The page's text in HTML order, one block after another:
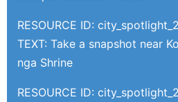
RESOURCE ID:
TEXT: Take a snapshot near
nga Shrine
RESOURCE ID: